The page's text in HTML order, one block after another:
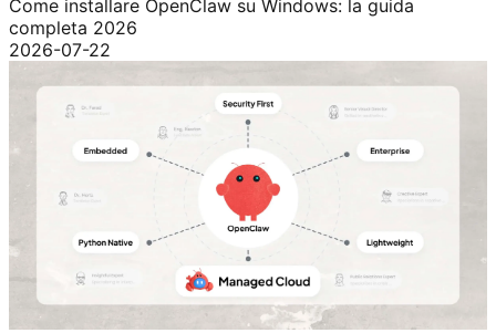
Come installare OpenClaw su Windows: la guida
completa 2026
2026-07-22